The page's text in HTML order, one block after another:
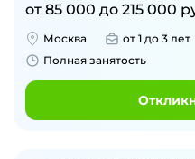
от 85 000 до 215 000
Москва от 1 до 3 лет
Полная занятость